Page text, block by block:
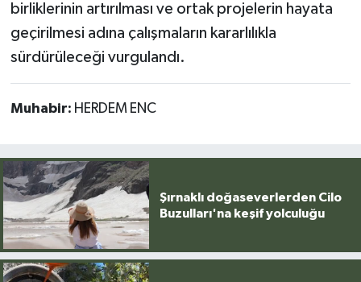
birliklerinin artırılması ve ortak projelerin hayata
geçirilmesi adına çalışmaların kararlılıkla
sürdürüleceği vurgulandı.
Muhabir: HERDEM ENC
Şırnaklı doğaseverlerden Cilo
Buzulları'na keşif yolculuğu